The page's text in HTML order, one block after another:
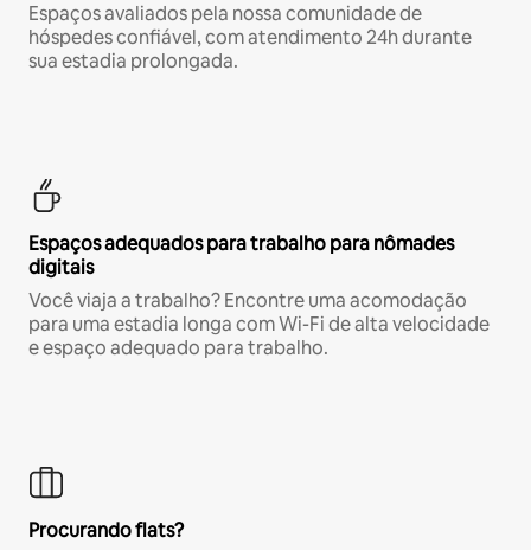
Espaços avaliados pela nossa comunidade de
hóspedes confiável, com atendimento 24h durante
sua estadia prolongada.
Espaços adequados para trabalho para nômades
digitais
Você viaja a trabalho? Encontre uma acomodação
para uma estadia longa com Wi-Fi de alta velocidade
e espaço adequado para trabalho.
Procurando flats?